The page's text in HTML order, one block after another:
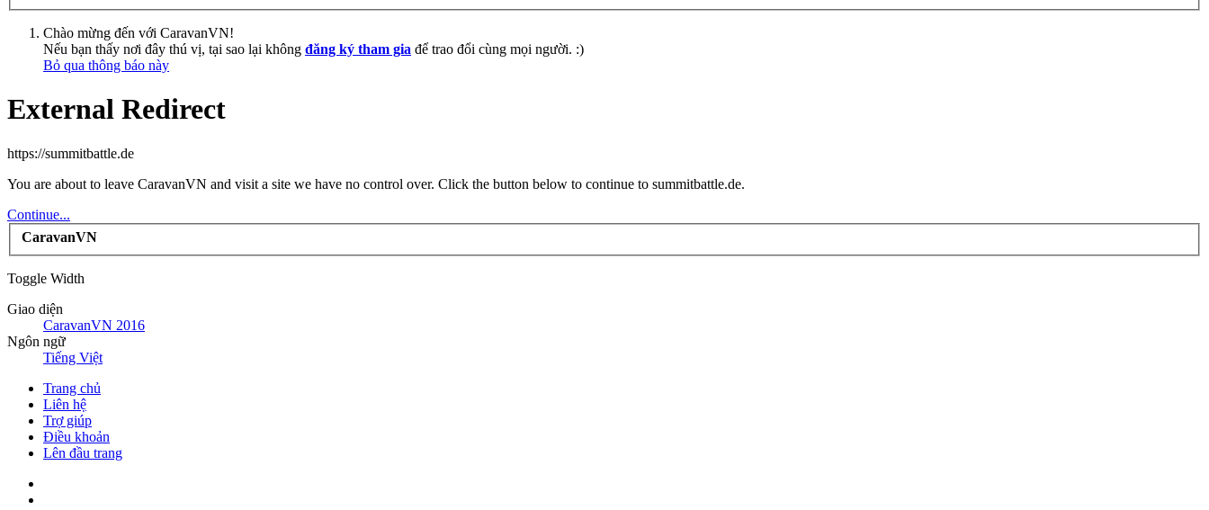
Chào mừng đến với CaravanVN!
Nếu bạn thấy nơi đây thú vị, tại sao lại không đăng ký tham gia để trao đổi cùng mọi người. :)
Bỏ qua thông báo này
External Redirect
https://summitbattle.de
You are about to leave CaravanVN and visit a site we have no control over. Click the button below to continue to summitbattle.de.
Continue...
CaravanVN
Toggle Width
Giao diện
CaravanVN 2016
Ngôn ngữ
Tiếng Việt
Trang chủ
Liên hệ
Trợ giúp
Điều khoản
Lên đầu trang